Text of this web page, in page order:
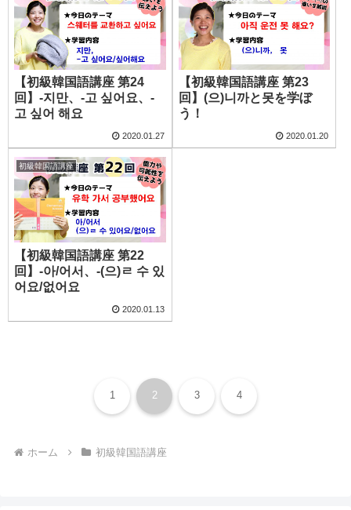
【初級韓国語講座 第24
回】-지만、-고 싶어요、-
고 싶어 해요
2020.01.27
【初級韓国語講座 第23
回】(으)니까と못を学ぼ
う！
2020.01.20
初級韓国語講座
【初級韓国語講座 第22
回】-아/어서、-(으)ㄹ 수 있
어요/없어요
2020.01.13
1 2 3 4
ホーム 初級韓国語講座